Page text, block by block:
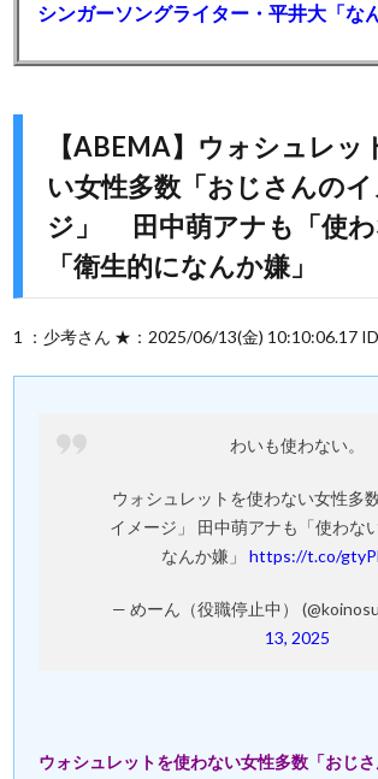
【ABEMA】ウォシュレッ
い女性多数「おじさんの
ジ」 田中萌アナも「使わ
「衛生的になんか嫌」
1 ：少考さん ★：2025/06/13(金) 10:10:06.17
わいも使わない。
ウォシュレットを使わない女性多
イメージ」 田中萌アナも「使わな
なんか嫌」 https://t.co/
— めーん（役職停止中）
13, 2025
ウォシュレットを使わない女性多数「おじさ